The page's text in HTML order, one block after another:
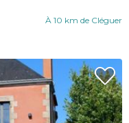
À 10 km de Cléguer